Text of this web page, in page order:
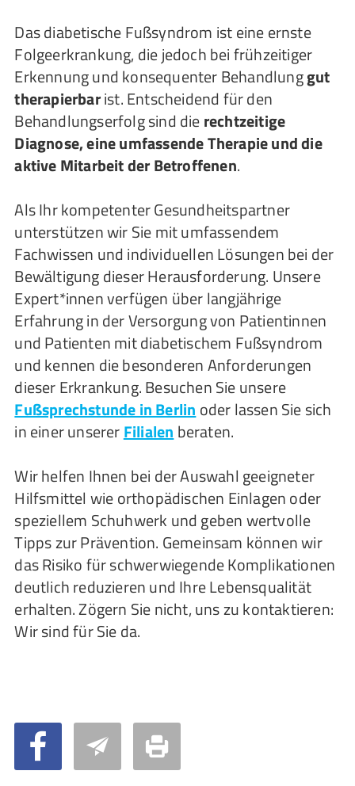
Das diabetische Fußsyndrom ist eine ernste
Folgeerkrankung, die jedoch bei frühzeitiger
Erkennung und konsequenter Behandlunggut
therapierbarist. Entscheidend für den
Behandlungserfolg sind dierechtzeitige
Diagnose, eine umfassende Therapie und die
aktive Mitarbeit der Betroffenen.
Als Ihr kompetenter Gesundheitspartner
unterstützen wir Sie mit umfassendem
Fachwissen und individuellen Lösungen bei der
Bewältigung dieser Herausforderung. Unsere
Expert*innen verfügen über langjährige
Erfahrung in der Versorgung von Patientinnen
und Patienten mit diabetischem Fußsyndrom
und kennen die besonderen Anforderungen
dieser Erkrankung. Besuchen Sie unsere
Fußsprechstunde in Berlin oder lassen Sie sich
in einer unsererFilialen beraten.
Wir helfen Ihnen bei der Auswahl geeigneter
Hilfsmittel wie orthopädischen Einlagen oder
speziellem Schuhwerk und geben wertvolle
Tipps zur Prävention. Gemeinsam können wir
das Risiko für schwerwiegende Komplikationen
deutlich reduzieren und Ihre Lebensqualität
erhalten. Zögern Sie nicht, uns zu kontaktieren:
Wir sind für Sie da.